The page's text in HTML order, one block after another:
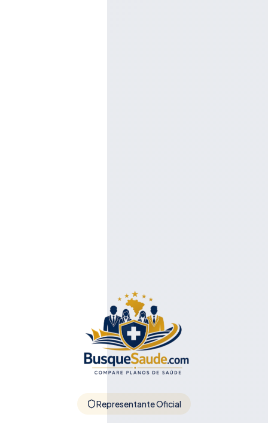
Representante Oficial